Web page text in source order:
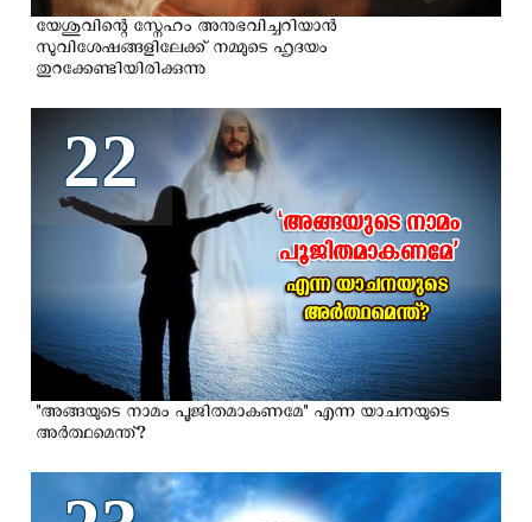
യേശുവിന്റെ സ്നേഹം അനുഭവിച്ചറിയാന്‍
സുവിശേഷങ്ങളിലേക്ക് നമ്മുടെ ഹൃദയം
തുറക്കേണ്ടിയിരിക്കുന്നു
22
"അങ്ങയുടെ നാമം പൂജിതമാകണമേ" എന്ന യാചനയുടെ
അർത്ഥമെന്ത്?